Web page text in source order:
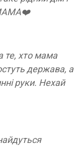
МАМА❤️
те, хто мама
держава, а
руки. Нехай